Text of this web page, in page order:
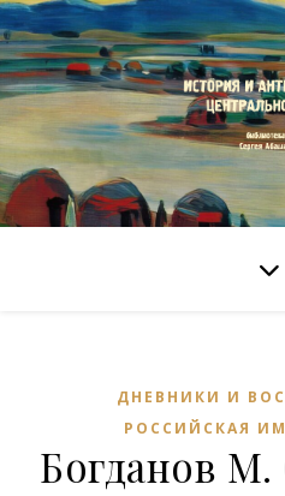
ДНЕВНИКИ И
РОССИЙСКАЯ
Богданов